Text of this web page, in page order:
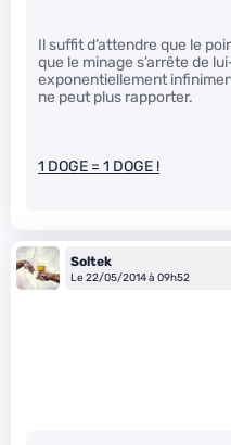
Il suffit d’attendre que le
que le minage s’arrête de
exponentiellement
ne peut plus rapporter.
1 DOGE = 1 DOGE !
Soltek
Le 22/05/2014 à 09h52